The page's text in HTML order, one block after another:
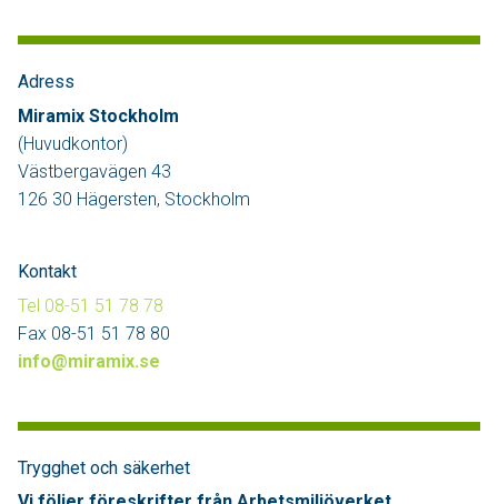
Adress
Miramix Stockholm
(Huvudkontor)
Västbergavägen 43
126 30 Hägersten, Stockholm
Kontakt
Tel 08-51 51 78 78
Fax 08-51 51 78 80
info@miramix.se
Trygghet och säkerhet